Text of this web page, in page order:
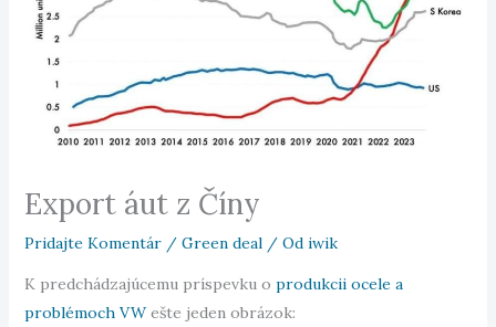
Export áut z Číny
Pridajte Komentár / Green deal/ Od iwik
K predchádzajúcemu príspevku o produkcii ocele a
problémoch VWešte jeden obrázok: